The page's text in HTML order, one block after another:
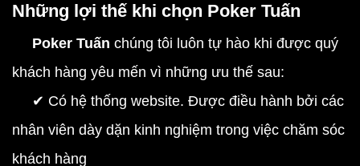
Những lợi thế khi chọn Poker Tuấn
Poker Tuấn chúng tôi luôn tự hào khi được quý
khách hàng yêu mến vì những ưu thế sau:
✔︎ Có hệ thống website. Được điều hành bởi các
nhân viên dày dặn kinh nghiệm trong việc chăm sóc
khách hàng